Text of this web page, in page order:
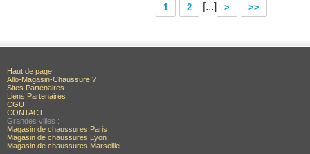
1 2 [...] > >>
Haut de page
Allo-Magasin-Chaussure ?
Sites Partenaires
Liens Partenaires
CGU
CONTACT
Grandes villes :
Magasin de chaussures Paris
Magasin de chaussures Lyon
Magasin de chaussures Marseille